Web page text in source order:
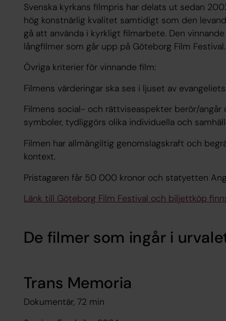
Svenska kyrkans filmpris har delats ut sedan
hög konstnärlig kvalitet samtidigt som den
gå att använda i kyrkligt filmarbete. Den
långfilmer som går upp på Göteborg Film Festival.
Övriga kriterier för vinnande film:
Filmens värderingar ska ses i ljuset av
Filmens social- och rättviseaspekter berör/
symboler, tydliggörs olika individuella och
Filmen har allmängiltig genomslagskraft och
kontext.
Pristagaren får 50 000 kronor och statyetten
Länk till Göteborg Film Festival och biljettköp
De filmer som ingår i
Trans Memoria
Dokumentär, 72 min